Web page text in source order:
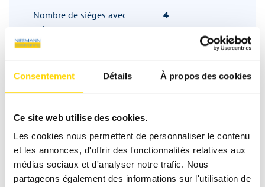
Consentement Détails À propos des cookies
Ce site web utilise des cookies.
Les cookies nous permettent de personnaliser le contenu
et les annonces, d'offrir des fonctionnalités relatives aux
médias sociaux et d'analyser notre trafic. Nous
partageons également des informations sur l'utilisation de
Nombre de sièges avec
ceintures
4
Groupe de sièges
Coin salon
circulaire
Infrastructure